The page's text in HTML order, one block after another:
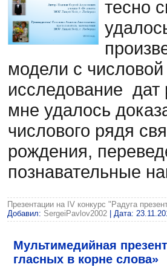
тесно
модели с
исследование
мне удалось
числового рядя
рождения,
познавательные
Презентации на IV конкурс "Радуга
Добавил: SergeiPavlov2002 | Дата:
Мультимедийная
гласных в корне слова»